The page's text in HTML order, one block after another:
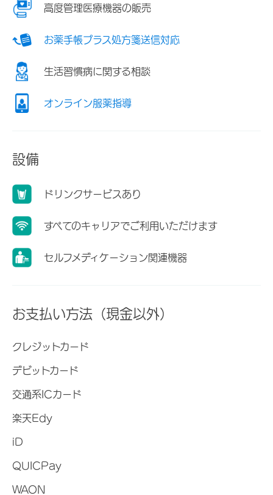
高度管理医療機器の販売
お薬手帳プラス処方箋送信対応
生活習慣病に関する相談
オンライン服薬指導
設備
ドリンクサービスあり
すべてのキャリアでご利用いただけます
セルフメディケーション関連機器
お支払い方法（現金以外）
クレジットカード
デビットカード
交通系ICカード
楽天Edy
iD
QUICPay
WAON